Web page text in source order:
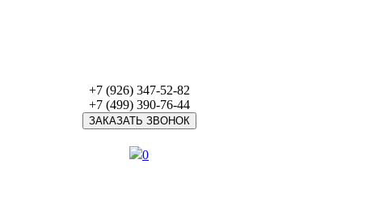
+7 (926) 347-52-82
+7 (499) 390-76-44
ЗАКАЗАТЬ ЗВОНОК
0